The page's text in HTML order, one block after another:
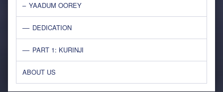
YAADUM OOREY
DEDICATION
PART 1: KURINJI
ABOUT US